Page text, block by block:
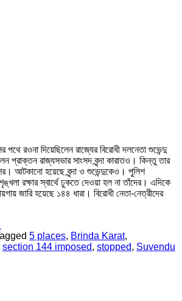
পথে রওনা দিয়েছিলেন রাজ্যের বিরোধী দলনেতা শুভেন্দু
প্রাক্তন রাজ্যসভার সাংসদ বৃন্দা কারাতও। কিন্তু তার
আটকানো হয়েছে বৃন্দা ও শুভেন্দুকেও। পুলিশ
রক্ষার স্বার্থে ঢুকতে দেওয়া হল না তাঁদের। এদিকে
জারি হয়েছে ১৪৪ ধারা। বিরোধী নেতা-নেত্রীদের
5 places, Brinda Karat,
section 144 imposed, stopped, Suvendu